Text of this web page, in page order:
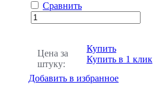
Сравнить
Цена за
штуку:
Купить
Купить в 1 клик
Добавить в избранное